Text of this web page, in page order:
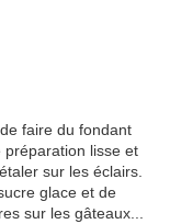
faire du fondant
préparation lisse et
sur les éclairs.
glace et de
sur les gâteaux...